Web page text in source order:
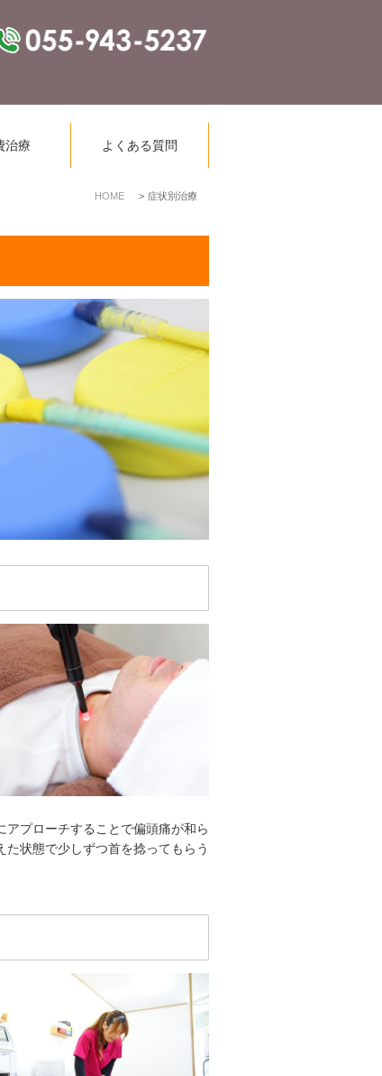
治療 よくある質問
HOME 症状別治療
プローチすることで偏頭痛が和ら
状態で少しずつ首を捻ってもらう